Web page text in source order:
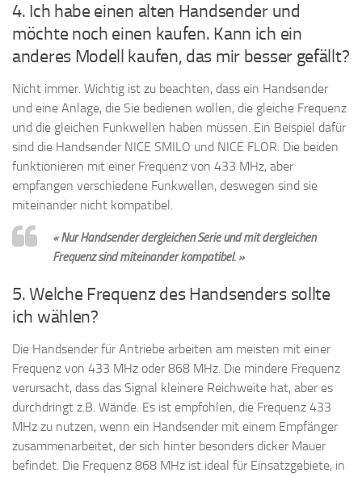
4. Ich habe einen alten Handsender und
möchte noch einen kaufen. Kann ich ein
anderes Modell kaufen, das mir besser gefällt?
Nicht immer. Wichtig ist zu beachten, dass ein Handsender
und eine Anlage, die Sie bedienen wollen, die gleiche Frequenz
und die gleichen Funkwellen haben müssen. Ein Beispiel dafür
sind die Handsender NICE SMILO und NICE FLOR. Die beiden
funktionieren mit einer Frequenz von 433 MHz, aber
empfangen verschiedene Funkwellen, deswegen sind sie
miteinander nicht kompatibel.
« Nur Handsender dergleichen Serie und mit dergleichen
Frequenz sind miteinander kompatibel. »
5. Welche Frequenz des Handsenders sollte
ich wählen?
Die Handsender für Antriebe arbeiten am meisten mit einer
Frequenz von 433 MHz oder 868 MHz. Die mindere Frequenz
verursacht, dass das Signal kleinere Reichweite hat, aber es
durchdringt z.B. Wände. Es ist empfohlen, die Frequenz 433
MHz zu nutzen, wenn ein Handsender mit einem Empfänger
zusammenarbeitet, der sich hinter besonders dicker Mauer
befindet. Die Frequenz 868 MHz ist ideal für Einsatzgebiete, in